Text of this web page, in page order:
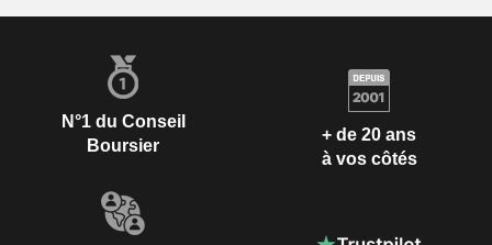
N°1 du Conseil
Boursier
+ de 20 ans
à vos côtés